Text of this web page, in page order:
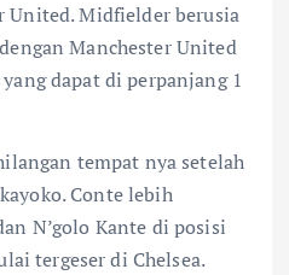
United. Midfielder berusia
Manchester United
dapat di perpanjang 1
tempat nya setelah
Conte lebih
N’golo Kante di posisi
tergeser di Chelsea.